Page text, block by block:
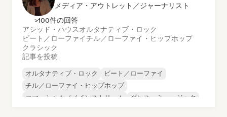
メディア・アウトレット／ジャーナリスト
>100件の回答
アシッド・ハウスオルタナティブ・ロック
ビート／ローファイチル／ローファイ・ヒップホップ
クラシック
記事を投稿
オルタナティブ・ロック
ビート／ローファイ
チル／ローファイ・ヒップホップ
コマーシャル／メインストリーム
ダンス・ミュージック